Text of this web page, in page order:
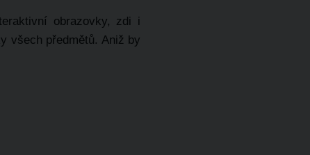
obrazovky, zdi i
všech předmětů. Aniž by